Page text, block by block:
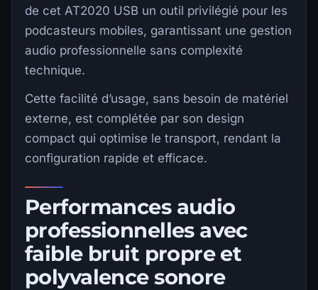
de cet AT2020 USB un outil privilégié pour les
podcasteurs mobiles, garantissant une gestion
audio professionnelle sans complexité
technique.
Cette facilité d’usage, sans besoin de matériel
externe, est complétée par son design
compact qui optimise le transport, rendant la
configuration rapide et efficace.
Performances audio
professionnelles avec
faible bruit propre et
polyvalence sonore